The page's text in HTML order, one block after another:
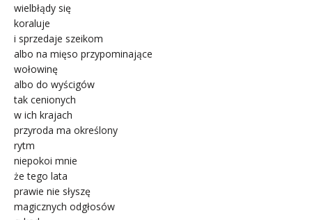
wielbłądy się
koraluje
i sprzedaje szeikom
albo na mięso przypominające
wołowinę
albo do wyścigów
tak cenionych
w ich krajach
przyroda ma określony
rytm
niepokoi mnie
że tego lata
prawie nie słyszę
magicznych odgłosów